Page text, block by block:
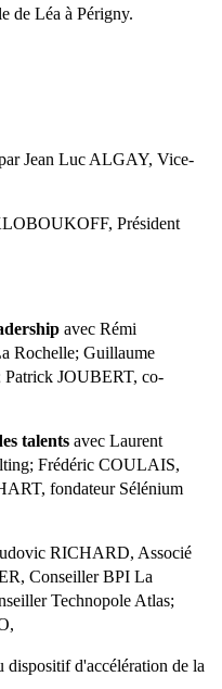
de Léa à Périgny.
Jean Luc ALGAY, Vice-
Président
avec Rémi
Rochelle; Guillaume
JOUBERT, co-
talents avec Laurent
Frédéric COULAIS,
fondateur Sélénium
RICHARD, Associé
Conseiller BPI La
Technopole Atlas;
dispositif d'accélération de la